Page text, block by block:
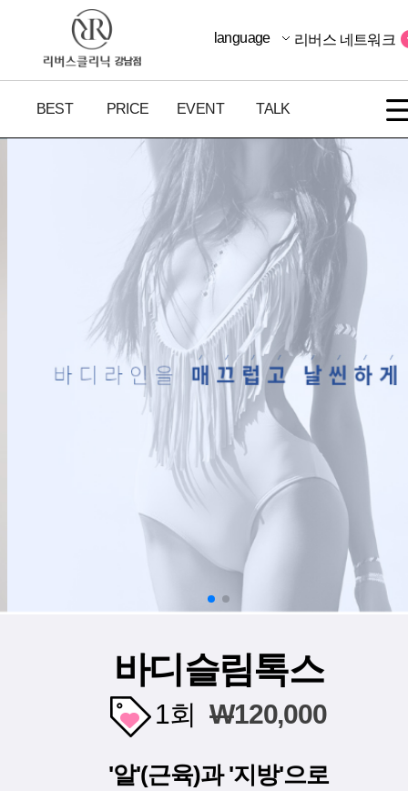
BEST PRICE EVENT TALK
language 리버스 네트워크
바디슬림톡스
1회 W120,000
'알'(근육)과 '지방'으로